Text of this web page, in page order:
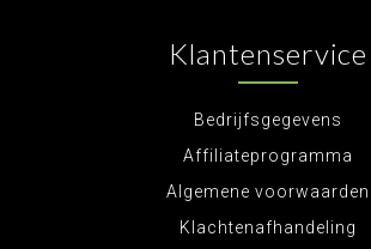
Klantenservice
Bedrijfsgegevens
Affiliateprogramma
Algemene voorwaarden
Klachtenafhandeling